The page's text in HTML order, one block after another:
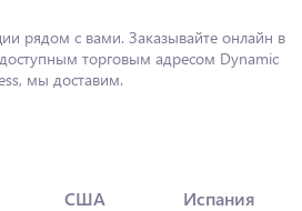
рядом с вами. Заказывайте онлайн в
торговым адресом Dynamic
мы доставим.
США Испания